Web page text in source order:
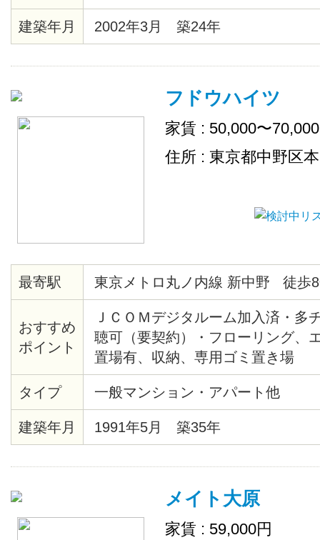
建築年月 2002年3月 築24年
フドウハイツ
家賃 : 50,000〜
住所 : 東京都中野区
最寄駅 東京メトロ丸ノ内線 新中野 徒歩
おすすめ
ポイント
ＪＣＯＭデジタルーム加入済・多
聴可（要契約）・フローリング、
置場有、収納、専用ゴミ置き場
タイプ 一般マンション・アパート他
建築年月 1991年5月 築35年
メイト大原
家賃 : 59,000円